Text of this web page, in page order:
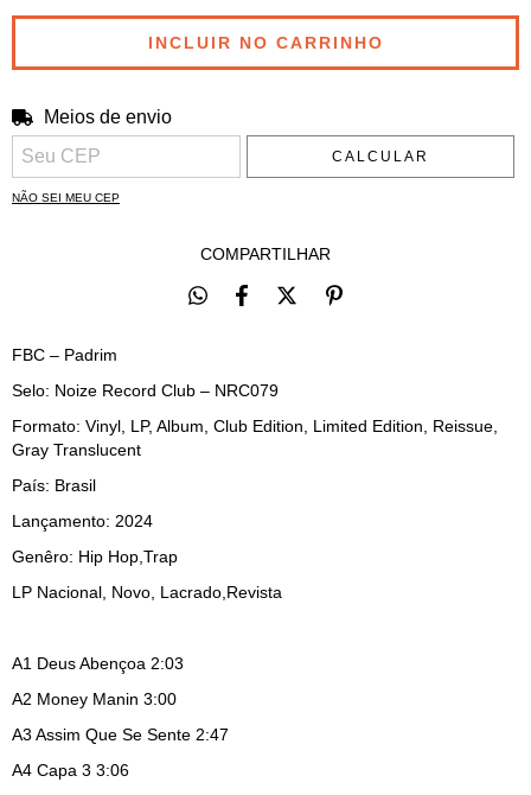
Entregas para o CEP:
Meios de envio
CALCULAR
NÃO SEI MEU CEP
COMPARTILHAR
FBC – Padrim
Selo: Noize Record Club – NRC079
Formato: Vinyl, LP, Album, Club Edition, Limited Edition, Reissue,
Gray Translucent
País: Brasil
Lançamento: 2024
Genêro: Hip Hop,Trap
LP Nacional, Novo, Lacrado,Revista
A1 Deus Abençoa 2:03
A2 Money Manin 3:00
A3 Assim Que Se Sente 2:47
A4 Capa 3 3:06